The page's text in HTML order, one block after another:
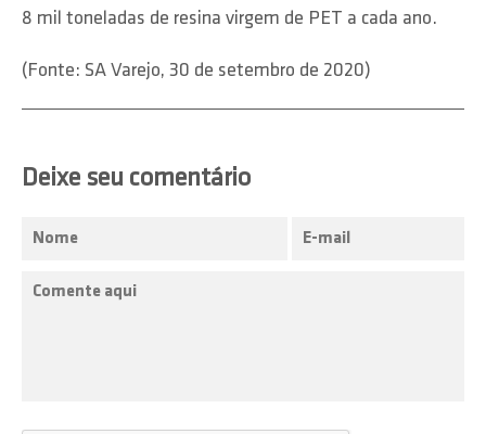
8 mil toneladas de resina virgem de PET a cada ano.
(Fonte: SA Varejo, 30 de setembro de 2020)
Deixe seu comentário